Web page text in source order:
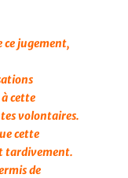
ce jugement,
cette
volontaires.
cette
tardivement.
de